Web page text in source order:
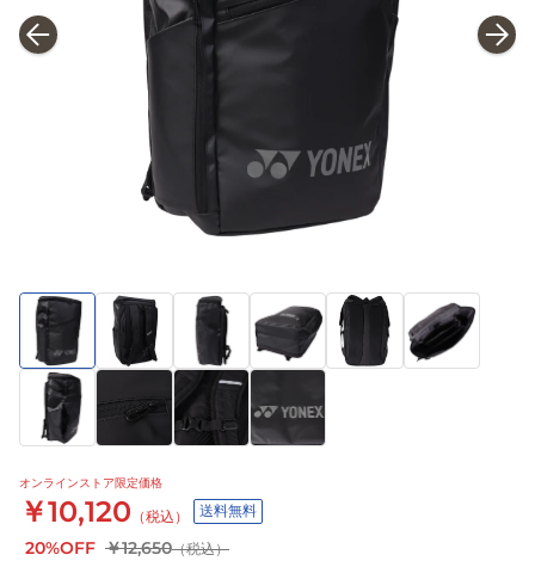
オンラインストア限定価格
￥10,120 （税込） 送料無料
20%OFF ￥12,650（税込）